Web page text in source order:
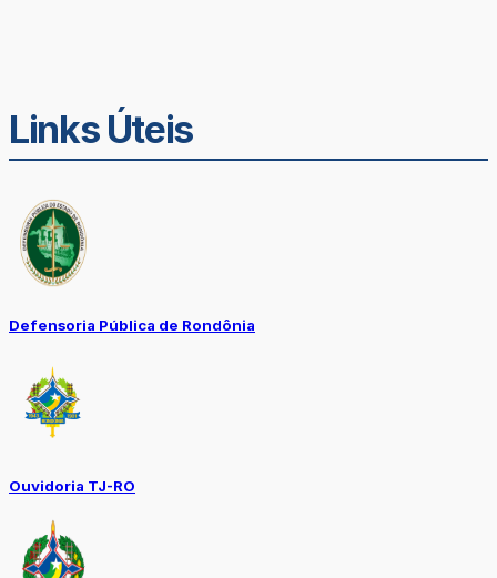
Links Úteis
Defensoria Pública de Rondônia
Ouvidoria TJ-RO